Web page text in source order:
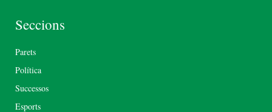
Seccions
Parets
Política
Successos
Esports